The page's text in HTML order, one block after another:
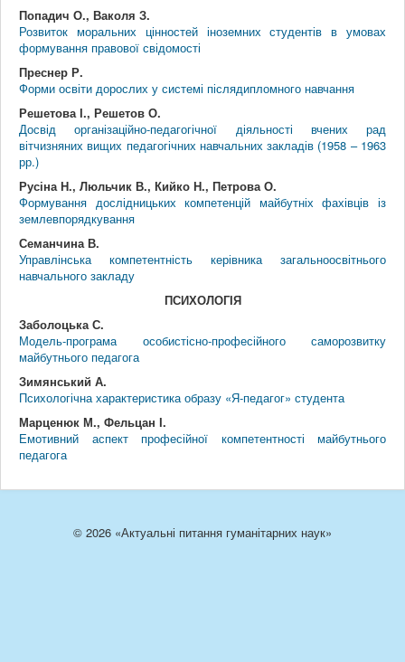
Попадич О., Ваколя З.
Розвиток моральних цінностей іноземних студентів в умовах
формування правової свідомості
Преснер Р.
Форми освіти дорослих у системі післядипломного навчання
Решетова І., Решетов О.
Досвід організаційно-педагогічної діяльності вчених рад
вітчизняних вищих педагогічних навчальних закладів (1958 – 1963
рр.)
Русіна Н., Люльчик В., Кийко Н., Петрова О.
Формування дослідницьких компетенцій майбутніх фахівців із
землевпорядкування
Семанчина В.
Управлінська компетентність керівника загальноосвітнього
навчального закладу
ПСИХОЛОГІЯ
Заболоцька С.
Модель-програма особистісно-професійного саморозвитку
майбутнього педагога
Зимянський А.
Психологічна характеристика образу «Я-педагог» студента
Марценюк М., Фельцан І.
Емотивний аспект професійної компетентності майбутнього
педагога
© 2026 «Актуальні питання гуманітарних наук»